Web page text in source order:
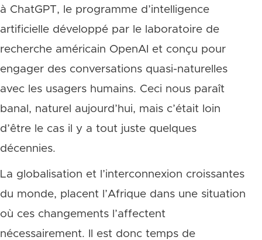
à ChatGPT, le programme d’intelligence
artificielle développé par le laboratoire de
recherche américain OpenAI et conçu pour
engager des conversations quasi-naturelles
avec les usagers humains. Ceci nous paraît
banal, naturel aujourd’hui, mais c’était loin
d’être le cas il y a tout juste quelques
décennies.
La globalisation et l’interconnexion croissantes
du monde, placent l’Afrique dans une situation
où ces changements l’affectent
nécessairement. Il est donc temps de